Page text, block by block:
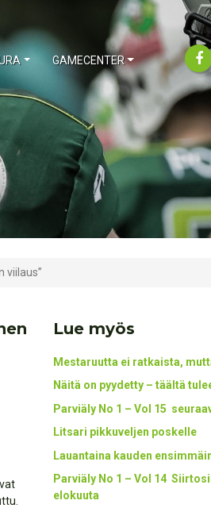
GAMECENTER
viilaus”
Lue myös
Mestaruutta ei ratkaista,
Näitä on pyydetty – täältä
Parviäly No 1 – Vol 15
Litsari pikkuveljen poskelle
Lauantaina kauden
Parviäly No 1 – Vol 14
elokuuta